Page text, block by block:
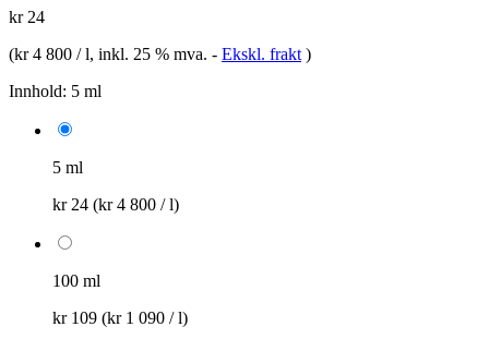
kr 24
(kr 4 800 / l, inkl. 25 % mva. - Ekskl. frakt )
Innhold: 5 ml
5 ml
kr 24 (kr 4 800 / l)
100 ml
kr 109 (kr 1 090 / l)